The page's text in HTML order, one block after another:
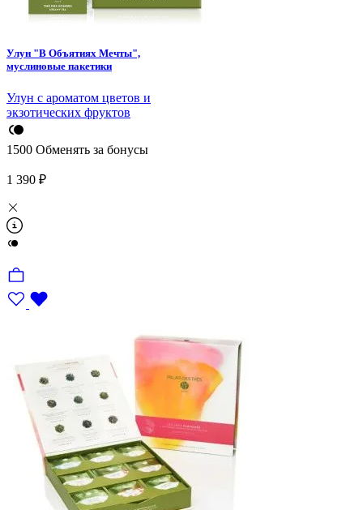
Улун "В Объятиях Мечты",
муслиновые пакетики
Улун с ароматом цветов и
экзотических фруктов
1500 Обменять за бонусы
1 390 ₽